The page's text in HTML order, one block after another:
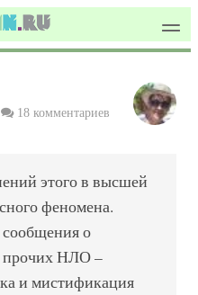
18 комментариев
этого в высшей
феномена.
о
прочих НЛО –
и мистификация